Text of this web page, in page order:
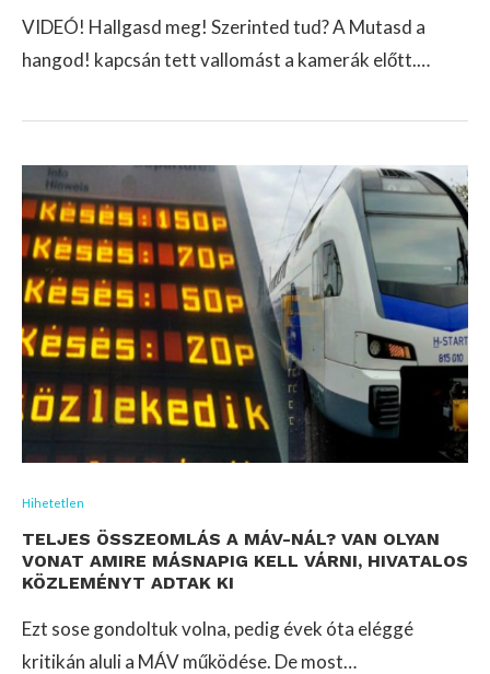
VIDEÓ! Hallgasd meg! Szerinted tud? A Mutasd a
hangod! kapcsán tett vallomást a kamerák előtt.…
Hihetetlen
TELJES ÖSSZEOMLÁS A MÁV-NÁL? VAN OLYAN
VONAT AMIRE MÁSNAPIG KELL VÁRNI, HIVATALOS
KÖZLEMÉNYT ADTAK KI
Ezt sose gondoltuk volna, pedig évek óta eléggé
kritikán aluli a MÁV működése. De most…